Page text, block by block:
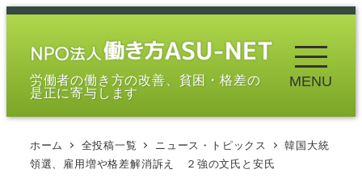
メ
労働者の働き方の改善、貧困・格差の
是正に寄与します
MENU
ホーム 全投稿一覧 ニュース・トピックス
韓国大統
領選、雇用増や格差解消訴え ２強の文氏と安氏